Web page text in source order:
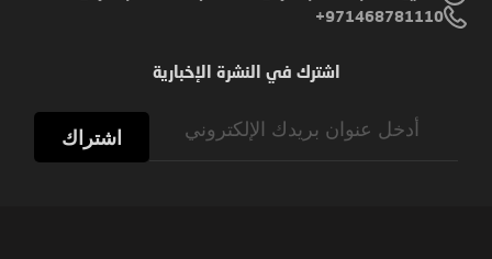
971468781110+
اشترك في النشرة الإخبارية
اشتراك